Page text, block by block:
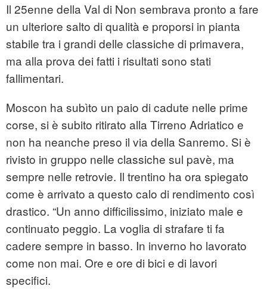
Il 25enne della Val di Non sembrava pronto a fare
un ulteriore salto di qualità e proporsi in pianta
stabile tra i grandi delle classiche di primavera,
ma alla prova dei fatti i risultati sono stati
fallimentari.
Moscon ha subìto un paio di cadute nelle prime
corse, si è subito ritirato alla Tirreno Adriatico e
non ha neanche preso il via della Sanremo. Si è
rivisto in gruppo nelle classiche sul pavè, ma
sempre nelle retrovie. Il trentino ha ora spiegato
come è arrivato a questo calo di rendimento così
drastico. “Un anno difficilissimo, iniziato male e
continuato peggio. La voglia di strafare ti fa
cadere sempre in basso. In inverno ho lavorato
come non mai. Ore e ore di bici e di lavori
specifici.